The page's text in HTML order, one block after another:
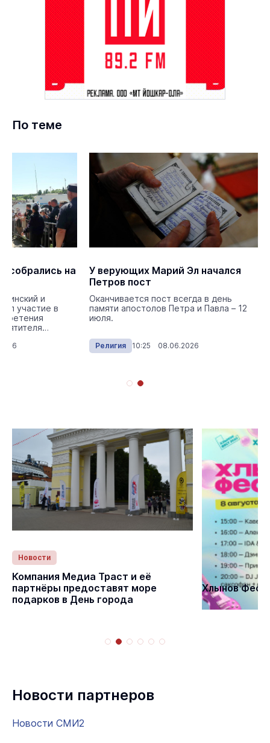
По теме
собрались на
и
участие в
У верующих Марий Эл начался
Петров пост
Оканчивается пост всегда в день
памяти апостолов Петра и Павла – 12
июля.
Религия 10:25 08.06.2026
Новости
Компания Медиа Траст и её
партнёры предоставят море
подарков в День города
Статьи
Хлынов Фест
Новости партнеров
Новости СМИ2